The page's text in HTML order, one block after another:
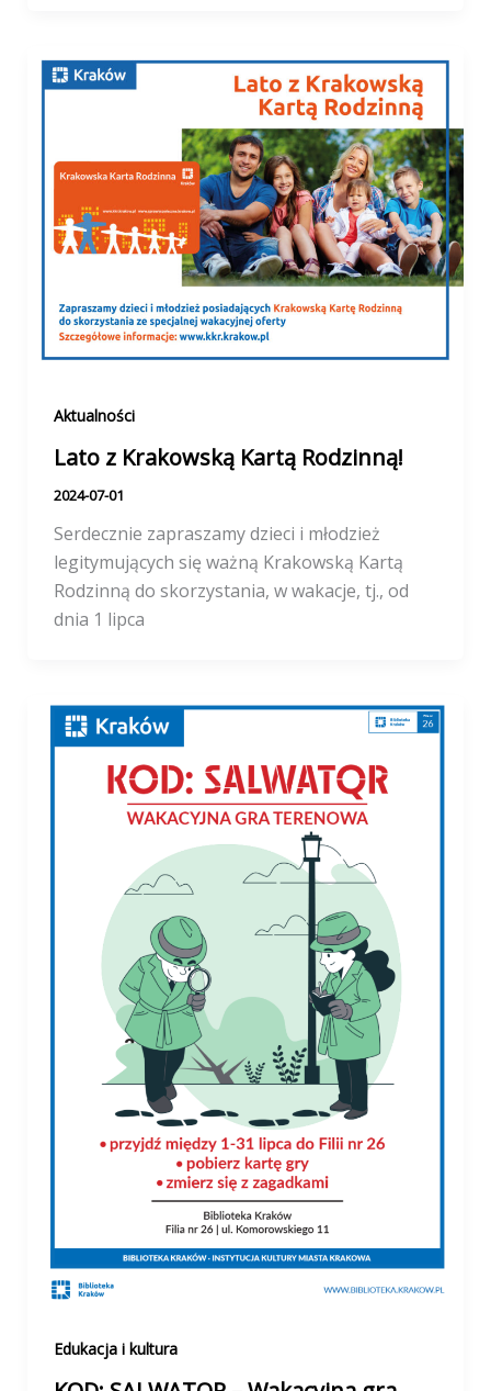
Aktualności
Lato z Krakowską Kartą Rodzinną!
2024-07-01
Serdecznie zapraszamy dzieci i młodzież
legitymujących się ważną Krakowską Kartą
Rodzinną do skorzystania, w wakacje, tj., od
dnia 1 lipca
Edukacja i kultura